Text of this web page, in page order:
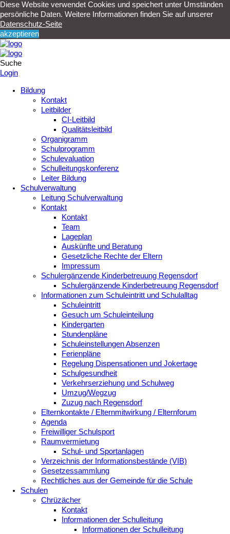
Diese Website verwendet Cookies und speichert unter Umständen
persönliche Daten. Weitere Informationen finden Sie auf unserer
Datenschutz-Seite
akzeptieren
Suche
Login
Bildung
Kontakt
Leitbilder
CI-Leitbild
Qualitätsleitbild
Organigramm
Schulprogramm
Schulevaluation
Schulleitungskonferenz
Leiter Bildung
Schulverwaltung
Leitung Schulverwaltung
Kontakt
Kontakt
Team
Lageplan
Auskünfte und Beratung
Gesetzliche Rechte der Eltern
Impressum
Schulergänzende Kinderbetreuung Regensdorf
Schulergänzende Kinderbetreuung Regensdorf
Informationen zum Schuleintritt und Schulalltag
Schuleintritt
Gesuch um Schuleinteilung
Kindergarten
Stundenpläne
Schuleinstellungen Absenzen
Ferienpläne
Regelung Dispensationen und Jokertage
Schulgesundheit
Verkehrserziehung und Schulweg
Umzug/Wegzug
Zuzug nach Regensdorf
Elternkontakte / Elternmitwirkung / Elternforum
Agenda
Freiwilliger Schulsport
Raumvermietung
Schul- und Sportanlagen
Verzeichnis der Informationsbestände (VIB)
Gesetzessammlung
Rechtliches aus der Gemeinde für die Schule
Schulen
Chrüzächer
Kontakt
Informationen der Schulleitung
Informationen der Schulleitung